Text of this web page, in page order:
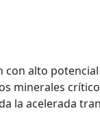
con alto
minerales
la acelerada